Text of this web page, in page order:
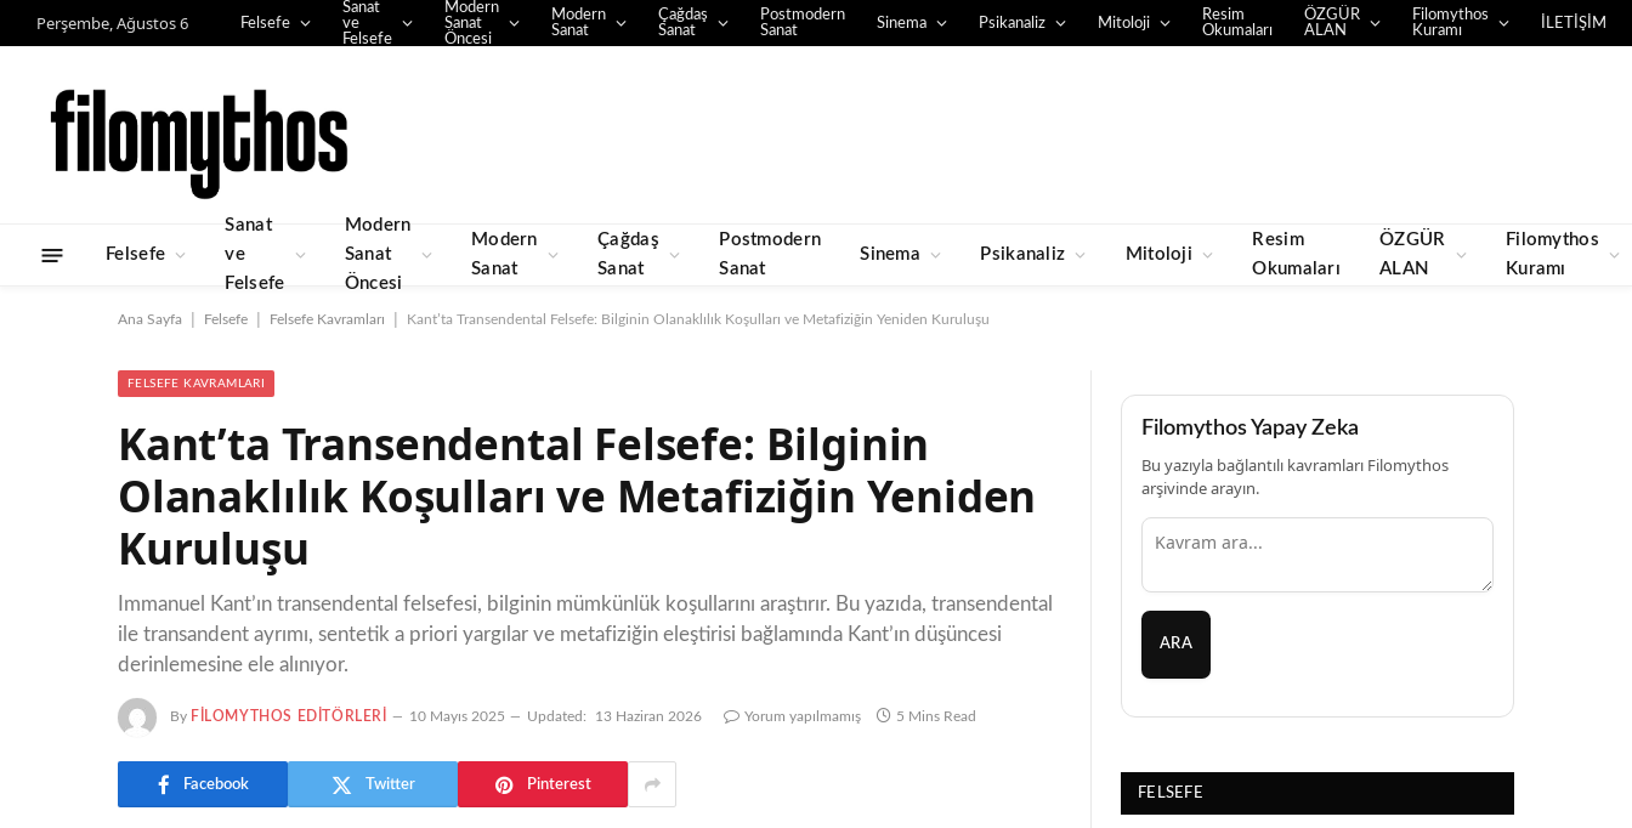
Perşembe, Ağustos 6 Felsefe
Sanat
ve
Felsefe
Modern
Sanat
Öncesi
Modern
Sanat
Çağdaş
Sanat
Postmodern
Sanat
Sinema Psikanaliz Mitoloji
Resim
Okumaları
ÖZGÜR
ALAN
Filomythos
Kuramı
İLETİŞİM
Felsefe
Sanat
ve
Felsefe
Modern
Sanat
Öncesi
Modern
Sanat
Çağdaş
Sanat
Postmodern
Sanat
Sinema Psikanaliz Mitoloji
Resim
Okumaları
ÖZGÜR
ALAN
Filomythos
Kuramı
Ana Sayfa Felsefe Felsefe Kavramları Kant’ta Transendental Felsefe: Bilginin Olanaklılık Koşulları ve Metafiziğin Yeniden Kuruluşu
FELSEFE KAVRAMLARI
Kant’ta Transendental Felsefe: Bilginin
Olanaklılık Koşulları ve Metafiziğin Yeniden
Kuruluşu
Immanuel Kant’ın transendental felsefesi, bilginin mümkünlük koşullarını araştırır. Bu yazıda, transendental
ile transandent ayrımı, sentetik a priori yargılar ve metafiziğin eleştirisi bağlamında Kant’ın düşüncesi
derinlemesine ele alınıyor.
By FILOMYTHOS EDITÖRLERI 10 Mayıs 2025 Updated: 13 Haziran 2026 Yorum yapılmamış 5 Mins Read
Facebook Twitter Pinterest
Filomythos Yapay Zeka
Bu yazıyla bağlantılı kavramları Filomythos
arşivinde arayın.
ARA
FELSEFE